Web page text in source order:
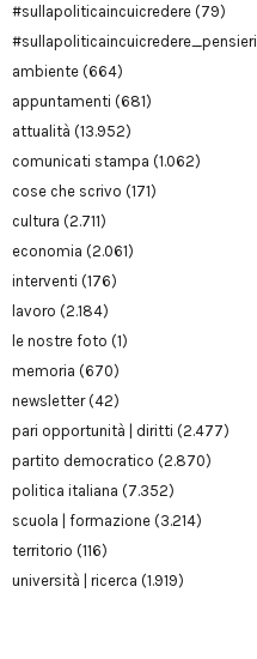
#sullapoliticaincuicredere (79)
#sullapoliticaincuicredere_pensieri
ambiente (664)
appuntamenti (681)
attualità (13.952)
comunicati stampa (1.062)
cose che scrivo (171)
cultura (2.711)
economia (2.061)
interventi (176)
lavoro (2.184)
le nostre foto (1)
memoria (670)
newsletter(42)
pari opportunità | diritti (2.477)
partito democratico (2.870)
politica italiana (7.352)
scuola | formazione (3.214)
territorio (116)
università | ricerca (1.919)